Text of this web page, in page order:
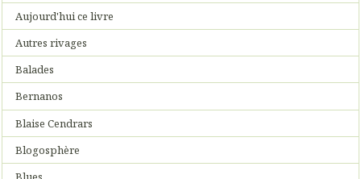
Aujourd'hui ce livre
Autres rivages
Balades
Bernanos
Blaise Cendrars
Blogosphère